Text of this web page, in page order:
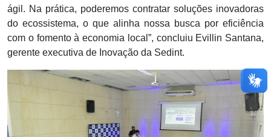
ágil. Na prática, poderemos contratar soluções inovadoras
do ecossistema, o que alinha nossa busca por eficiência
com o fomento à economia local”, concluiu Evillin Santana,
gerente executiva de Inovação da Sedint.